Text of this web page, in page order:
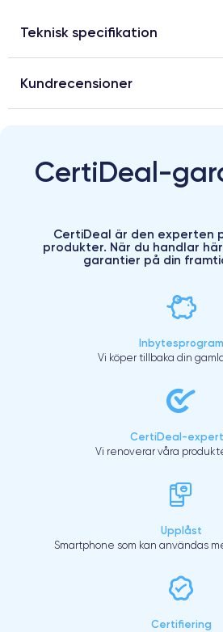
Teknisk specifikation
Kundrecensioner
CertiDeal-
CertiDeal är den experten
produkter. När du handlar
garantier på din
Inbytesprogram
Vi köper tillbaka din
CertiDeal-
Vi renoverar våra
Upplåst
Smartphone som kan användas
Certifiering